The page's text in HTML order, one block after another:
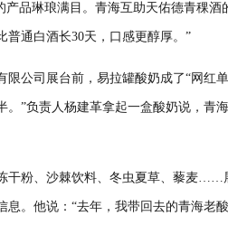
品琳琅满目。青海互助天佑德青稞酒
普通白酒长30天，口感更醇厚。”
司展台前，易拉罐酸奶成了“网红
。”负责人杨建革拿起一盒酸奶说，青
粉、沙棘饮料、冬虫夏草、藜麦……
息。他说：“去年，我带回去的青海老